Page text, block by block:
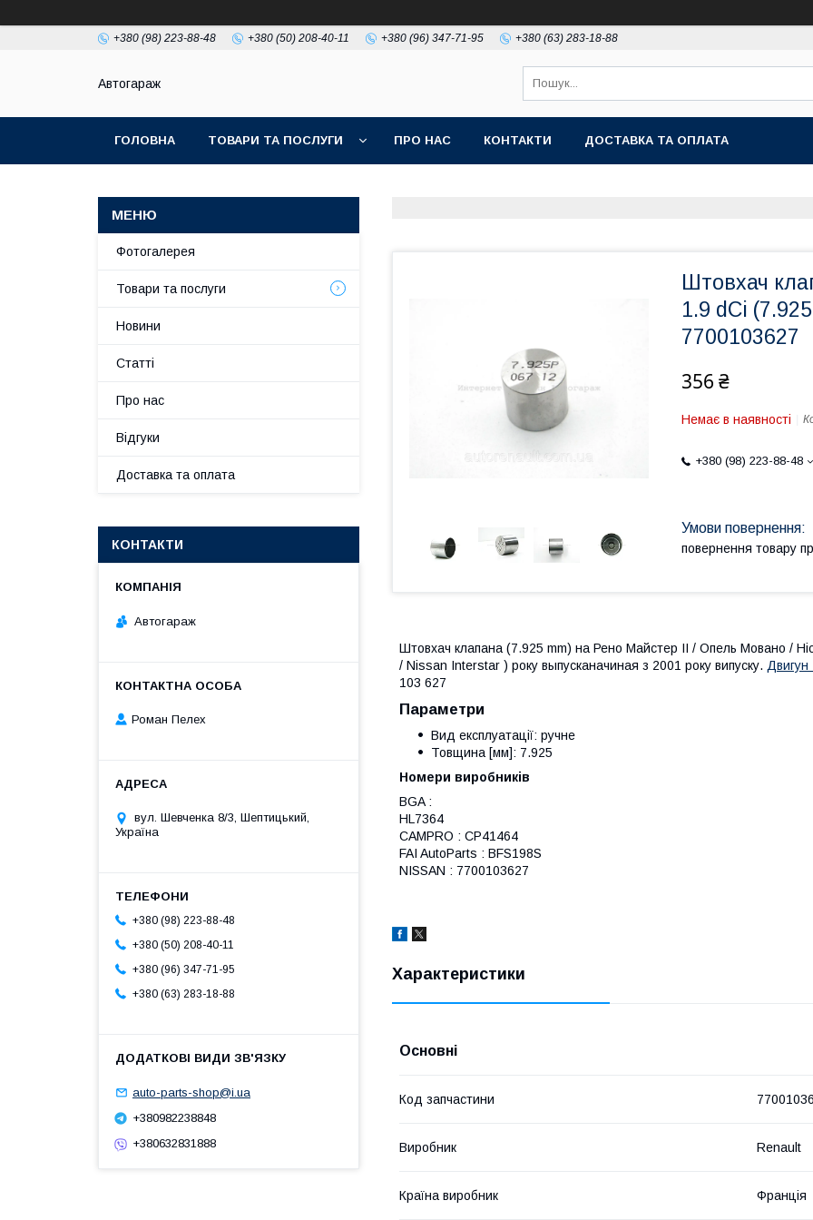
+380 (98) 223-88-48 +380 (50) 208-40-11 +380 (96) 347-71-95 +380 (63) 283-18-88
Автогараж
ГОЛОВНА ТОВАРИ ТА ПОСЛУГИ ПРО НАС КОНТАКТИ ДОСТАВКА ТА ОПЛАТА
Штовхач
1.9 dCi
7700103627
356 ₴
Немає в наявності
+380 (98) 223-88-48
повернення товару
Штовхач клапана (7.925 mm) на Рено Майстер II / Опель Мовано /
/ Nissan Interstar ) року выпусканачиная з 2001 року випуску.
103 627
Параметри
Вид експлуатації: ручне
Товщина [мм]: 7.925
Номери виробників
BGA :
HL7364
CAMPRO : CP41464
FAI AutoParts : BFS198S
NISSAN : 7700103627
Характеристики
Основні
Код запчастини
Виробник Renault
Країна виробник Франція
Фотогалерея
Товари та послуги
Новини
Статті
Про нас
Відгуки
Доставка та оплата
КОНТАКТИ
Автогараж
Роман Пелех
вул. Шевченка 8/3, Шептицький,
Україна
+380 (98) 223-88-48
+380 (50) 208-40-11
+380 (96) 347-71-95
+380 (63) 283-18-88
auto-parts-shop@i.ua
+380982238848
+380632831888